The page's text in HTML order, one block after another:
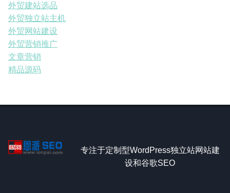
外贸建站选品
外贸独立站主机
外贸网站建设
外贸营销推广
文章营销
精品源码
专注于定制型WordPress独立站网站建
设和谷歌SEO